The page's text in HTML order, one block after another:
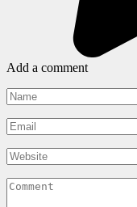
Add a comment
Name
*
Email
*
Website
Comment